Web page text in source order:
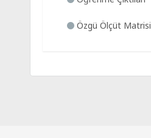
Özgü Ölçüt Matrisi